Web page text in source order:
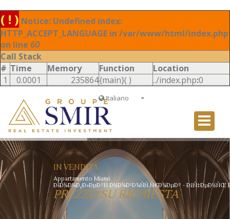
( ! ) Notice: Undefined index:
HTTP_ACCEPT_LANGUAGE in /var/www/html/index.php
on line 60
Call Stack
# Time Memory Function
Location
1
0.0001 235864{main}( ) ../index.php:0
Italiano
Ð ÑƒÑÑÐºÐ¸Ð¹
Italiano
IN VENDITA
Appartamento Miami
ÐšÐ¾Ð¼Ð¿Ð»ÐµÐºÑ Ð½Ð¾Ð²Ð¾ÑÑ‚Ñ€Ð¾ÐµÐº - ÐžÑ‡ÐµÐ½ÑŒ
PREZZO SU RICHIESTA